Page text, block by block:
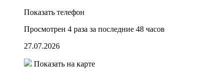
Показать телефон
Просмотрен 4 раза за последние 48 часов
27.07.2026
Показать на карте